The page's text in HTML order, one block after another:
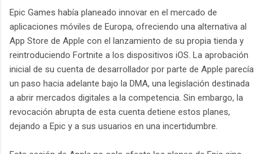
Epic Games había planeado innovar en el mercado de
aplicaciones móviles de Europa, ofreciendo una alternativa al
App Store de Apple con el lanzamiento de su propia tienda y
reintroduciendo Fortnite a los dispositivos iOS. La aprobación
inicial de su cuenta de desarrollador por parte de Apple parecía
un paso hacia adelante bajo la DMA, una legislación destinada
a abrir mercados digitales a la competencia. Sin embargo, la
revocación abrupta de esta cuenta detiene estos planes,
dejando a Epic y a sus usuarios en una incertidumbre.